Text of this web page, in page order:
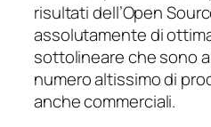
risultati dell’Open
assolutamente di
sottolineare che sono
numero altissimo di
anche commerciali.